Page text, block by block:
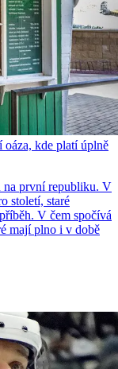
kde platí úplně
na první republiku. V
století, staré
V čem spočívá
mají plno i v době